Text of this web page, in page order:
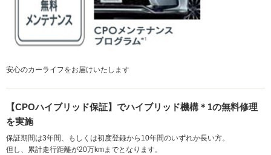
安心のカーライフをお届けいたします
【CPOハイブリッド保証】でハイブリッド機構＊1の無料修理
を実施
保証期間は3年間、もしくは初度登録から10年間のいずれか長い方。
但し、累計走行距離が20万kmまでとなります。